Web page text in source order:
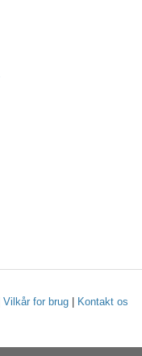
Vilkår for brug| Kontakt os